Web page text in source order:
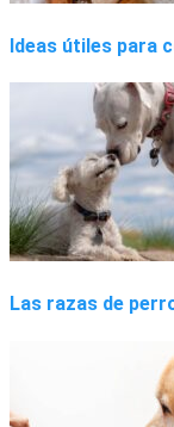
Ideas útiles para
Las razas de